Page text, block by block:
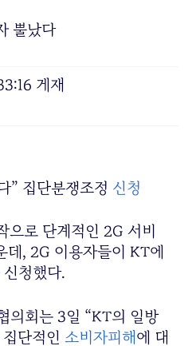
뿔났다
게재
” 집단분쟁조정 신청
으로 단계적인 2G 서비
데, 2G 이용자들이 KT에
청했다.
의회는 3일 “KT의 일방
단적인 소비자피해에 대